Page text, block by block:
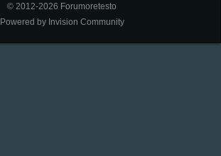
© 2012-2026 Forumoretesto
Powered by Invision Community